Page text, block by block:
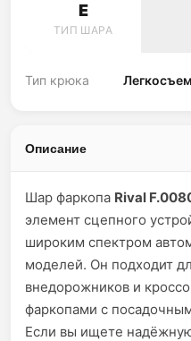
E
ТИП ШАРА
Тип крюка
Описание
Шар фаркопа Rival
элемент сцепного
широким спектром
моделей. Он подходит
внедорожников и
фаркопами с
Если вы ищете